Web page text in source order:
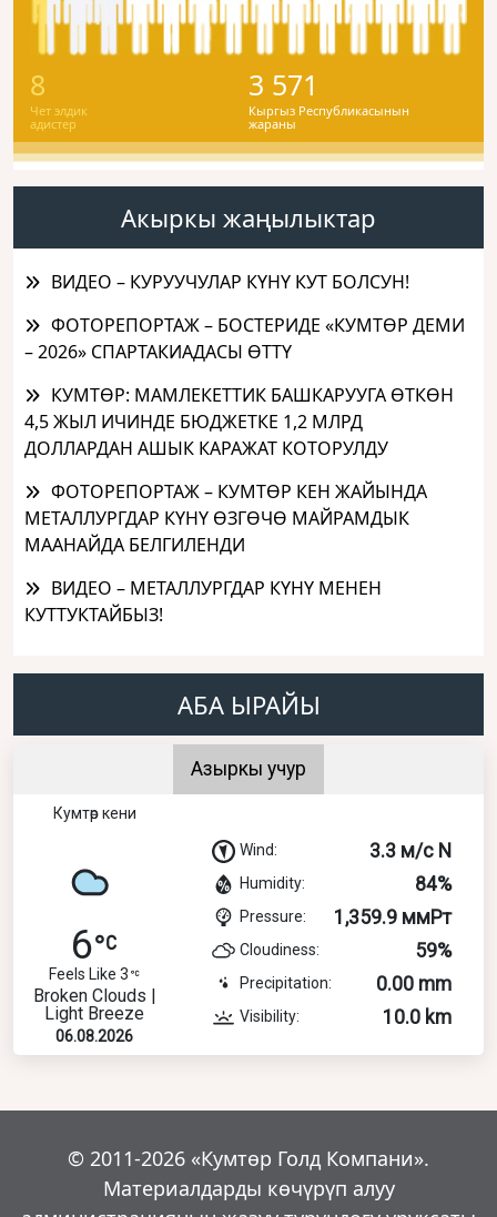
8
Чет элдик
адистер
3 571
Кыргыз Республикасынын
жараны
Акыркы жаңылыктар
ВИДЕО – КУРУУЧУЛАР КҮНҮ КУТ БОЛСУН!
ФОТОРЕПОРТАЖ – БОСТЕРИДЕ «КУМТӨР ДЕМИ
– 2026» СПАРТАКИАДАСЫ ӨТТҮ
КУМТӨР: МАМЛЕКЕТТИК БАШКАРУУГА ӨТКӨН
4,5 ЖЫЛ ИЧИНДЕ БЮДЖЕТКЕ 1,2 МЛРД
ДОЛЛАРДАН АШЫК КАРАЖАТ КОТОРУЛДУ
ФОТОРЕПОРТАЖ – КУМТӨР КЕН ЖАЙЫНДА
МЕТАЛЛУРГДАР КҮНҮ ӨЗГӨЧӨ МАЙРАМДЫК
МААНАЙДА БЕЛГИЛЕНДИ
ВИДЕО – МЕТАЛЛУРГДАР КҮНҮ МЕНЕН
КУТТУКТАЙБЫЗ!
АБА ЫРАЙЫ
Азыркы учур
Кумтөр кени
6
Feels Like 3
Broken Clouds |
Light Breeze
06.08.2026
Wind: 3.3 м/с N
Humidity: 84%
Pressure: 1,359.9 ммРт
Cloudiness: 59%
Precipitation: 0.00 mm
Visibility: 10.0 km
© 2011-2026 «Кумтөр Голд Компани».
Материалдарды көчүрүп алуу